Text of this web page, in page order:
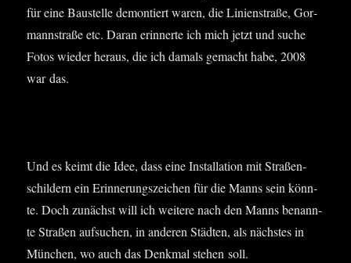
für eine Bau­stel­le demon­tiert waren, die Lini­en­stra­ße, Gor­
mann­stra­ße etc. Dar­an erin­ner­te ich mich jetzt und suche
Fotos wie­der her­aus, die ich damals gemacht habe, 2008
war das.
Und es keimt die Idee, dass eine Instal­la­ti­on mit Stra­ßen­
schil­dern ein Erin­ne­rungs­zei­chen für die Manns sein könn­
te. Doch zunächst will ich wei­te­re nach den Manns benann­
te Stra­ßen auf­su­chen, in ande­ren Städ­ten, als nächs­tes in
Mün­chen, wo auch das Denk­mal ste­hen soll.